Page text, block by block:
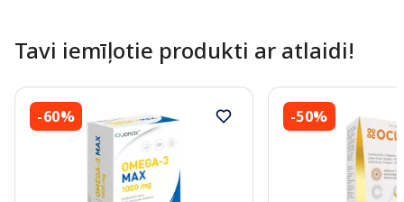
Tavi iemīļotie produkti ar atlaidi!
-60% -50%